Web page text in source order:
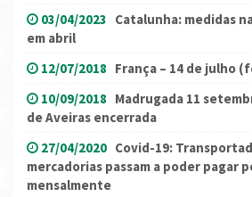
03/04/2023 Catalunha: medidas
em abril
12/07/2018 França – 14 de julho
10/09/2018 Madrugada 11
de Aveiras encerrada
27/04/2020 Covid-19:
mercadorias passam a poder pagar
mensalmente